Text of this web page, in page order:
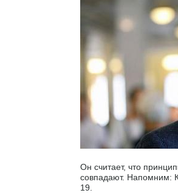
Он считает, что
совпадают. Напомним:
19.